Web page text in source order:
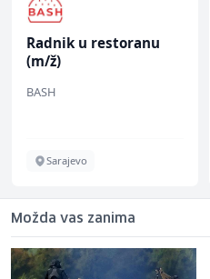
Radnik u restoranu
(m/ž)
BASH
Sarajevo
Možda vas zanima